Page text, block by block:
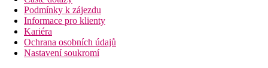
Podmínky k zájezdu
Informace pro klienty
Kariéra
Ochrana osobních údajů
Nastavení soukromí